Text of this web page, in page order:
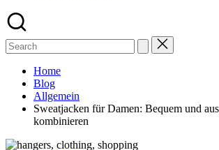
Home
Blog
Allgemein
Sweatjacken für Damen: Bequem und
kombinieren